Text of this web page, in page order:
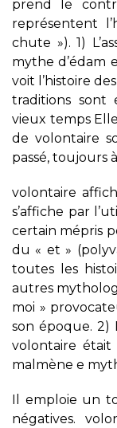
prend le
représentent
chute »). 1)
mythe d’édam
voit l’histoire
traditions sont
vieux temps
de volontaire
passé, toujours
volontaire
s’affiche par
certain mépris
du « et »
toutes les
autres
moi »
son époque. 2)
volontaire était
malmène e
Il emploie un
négatives.